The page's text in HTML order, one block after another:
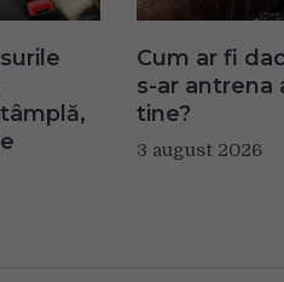
Cum ar fi
s-ar antrena
tine?
3 august 2026